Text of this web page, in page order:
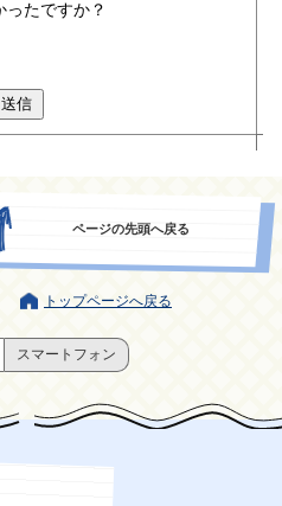
ったですか？
送信
ページの先頭へ戻る
トップページへ戻る
スマートフォン